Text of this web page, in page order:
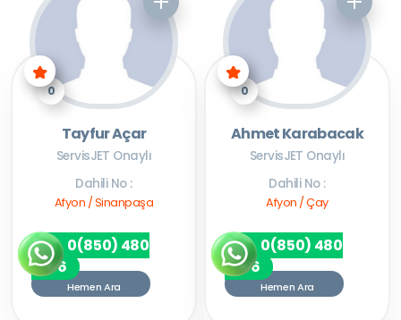
0
Tayfur Açar
ServisJET Onaylı
Dahili No :
Afyon / Sinanpaşa
0(850) 480
7256
Hemen Ara
0
Ahmet Karabacak
ServisJET Onaylı
Dahili No :
Afyon / Çay
0(850) 480
7256
Hemen Ara